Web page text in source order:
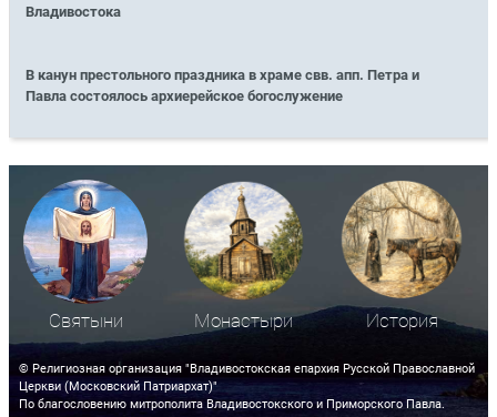
Владивостока
В канун престольного праздника в храме свв. апп. Петра и
Павла состоялось архиерейское богослужение
Святыни Монастыри История
© Религиозная организация "Владивостокская епархия Русской Православной
Церкви (Московский Патриархат)"
По благословению митрополита Владивостокского и Приморского Павла.